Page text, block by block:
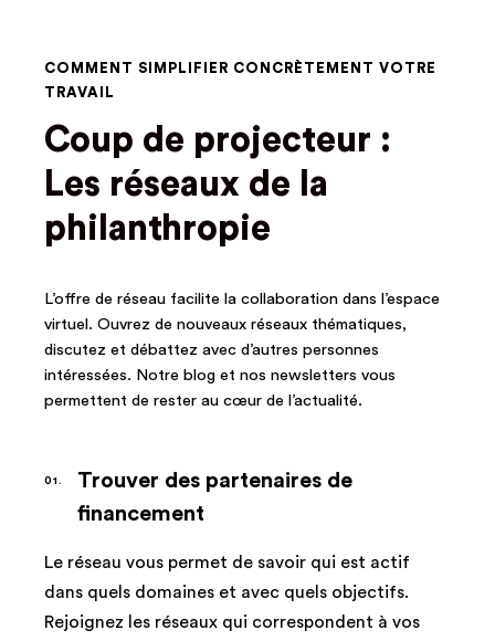
COMMENT SIMPLIFIER CONCRÈTEMENT VOTRE
TRAVAIL
Coup de projecteur :
Les réseaux de la
philanthropie
L’offre de réseau facilite la collaboration dans l’espace
virtuel. Ouvrez de nouveaux réseaux thématiques,
discutez et débattez avec d’autres personnes
intéressées. Notre blog et nos newsletters vous
permettent de rester au cœur de l’actualité.
Trouver des partenaires de
financement
Le réseau vous permet de savoir qui est actif
dans quels domaines et avec quels objectifs.
Rejoignez les réseaux qui correspondent à vos